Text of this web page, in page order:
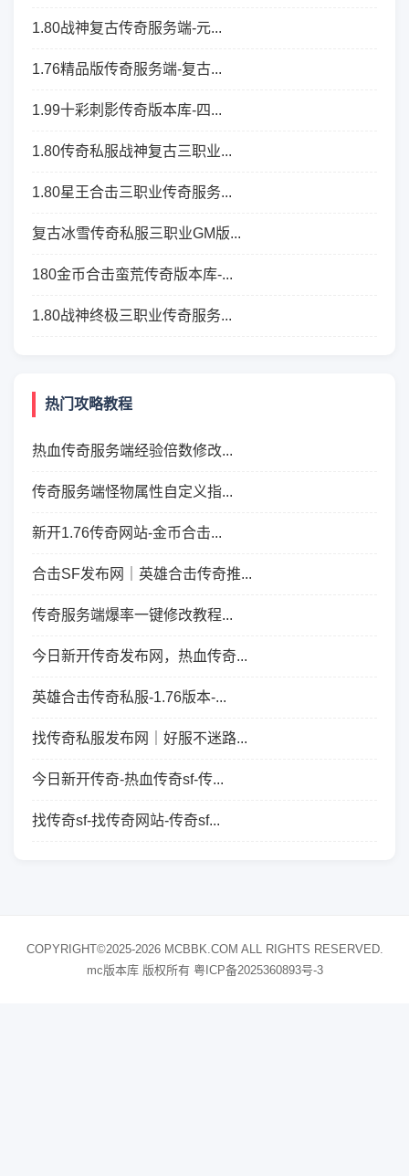
1.80战神复古传奇服务端-元...
1.76精品版传奇服务端-复古...
1.99十彩刺影传奇版本库-四...
1.80传奇私服战神复古三职业...
1.80星王合击三职业传奇服务...
复古冰雪传奇私服三职业GM版...
180金币合击蛮荒传奇版本库-...
1.80战神终极三职业传奇服务...
热门攻略教程
热血传奇服务端经验倍数修改...
传奇服务端怪物属性自定义指...
新开1.76传奇网站-金币合击...
合击SF发布网｜英雄合击传奇推...
传奇服务端爆率一键修改教程...
今日新开传奇发布网，热血传奇...
英雄合击传奇私服-1.76版本-...
找传奇私服发布网｜好服不迷路...
今日新开传奇-热血传奇sf-传...
找传奇sf-找传奇网站-传奇sf...
COPYRIGHT©2025-2026 MCBBK.COM ALL RIGHTS RESERVED.
mc版本库 版权所有 粤ICP备2025360893号-3